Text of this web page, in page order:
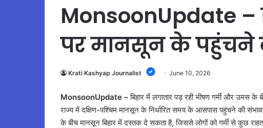
MonsoonUpdate
पर मानसून के
Krati Kashyap Journalist June 10, 2026
MonsoonUpdate –बिहार में लगातार पड़ रही भीषण गर्मी और उमस के
राज्य में दक्षिण-पश्चिम मानसून के निर्धारित समय के आसपास पहुंचने की
के बीच मानसून बिहार में दस्तक दे सकता है, जिससे लोगों को गर्मी से कुछ